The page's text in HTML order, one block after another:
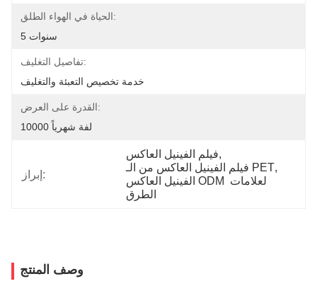
الحياة في الهواء الطلق:
5 سنوات
تفاصيل التغليف:
خدمة تخصيص التعبئة والتغليف
القدرة على العرض:
10000 لفة شهرياً
إبراز:
فيلم الفينيل العاكس,
فيلم الفينيل العاكس من الـ PET,
الفينيل العاكس ODM لعلامات
الطرق
وصف المنتج